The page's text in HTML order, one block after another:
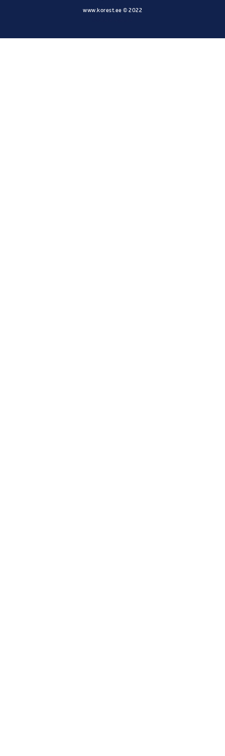
www.korest.ee © 2022